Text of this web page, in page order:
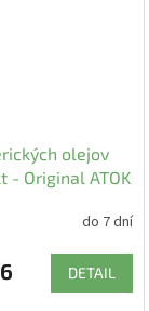
olejov
- Original ATOK
do 7 dní
DETAIL